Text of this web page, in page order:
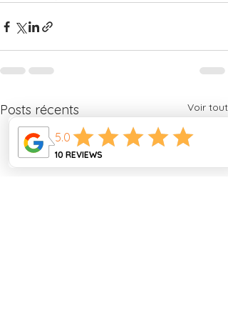
Posts récents Voir tout